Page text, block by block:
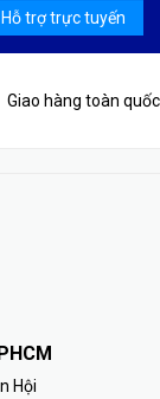
Hỗ trợ trực tuyến
Giao hàng toàn quốc
Hội